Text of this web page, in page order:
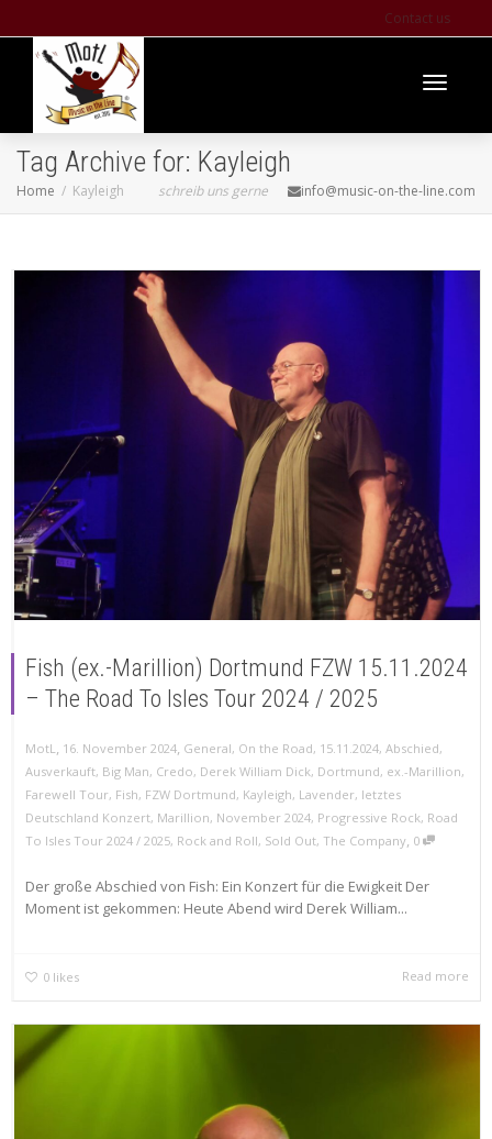
Contact us
Tag Archive for: Kayleigh
Home Kayleigh schreib uns gerne info@music-on-the-line.com
Fish (ex.-Marillion) Dortmund FZW 15.11.2024
– The Road To Isles Tour 2024 / 2025
MotL, 16. November 2024, General, On the Road, 15.11.2024, Abschied,
Ausverkauft, Big Man, Credo, Derek William Dick, Dortmund, ex.-Marillion,
Farewell Tour, Fish, FZW Dortmund, Kayleigh, Lavender, letztes
Deutschland Konzert, Marillion, November 2024, Progressive Rock, Road
To Isles Tour 2024 / 2025, Rock and Roll, Sold Out, The Company, 0
Der große Abschied von Fish: Ein Konzert für die Ewigkeit Der
Moment ist gekommen: Heute Abend wird Derek William...
0 likes Read more